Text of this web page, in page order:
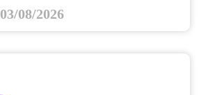
03/08/2026